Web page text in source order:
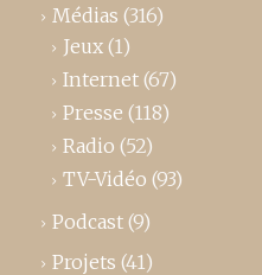
Médias (316)
Jeux (1)
Internet (67)
Presse (118)
Radio (52)
TV-Vidéo (93)
Podcast (9)
Projets (41)